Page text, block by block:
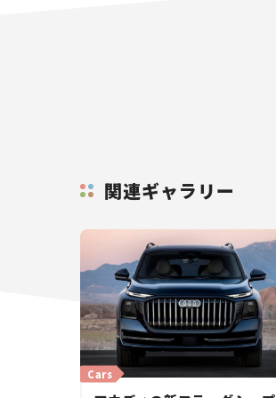
関連ギャラリー
Cars